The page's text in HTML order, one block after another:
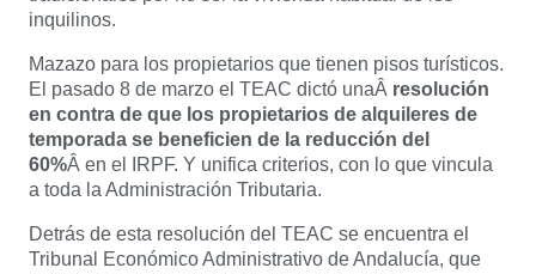
inquilinos.
Mazazo para los propietarios que tienen pisos turísticos.
El pasado 8 de marzo el TEAC dictó unaÂ resolución
en contra de que los propietarios de alquileres de
temporada se beneficien de la reducción del
60%Â en el IRPF. Y unifica criterios, con lo que vincula
a toda la Administración Tributaria.
Detrás de esta resolución del TEAC se encuentra el
Tribunal Económico Administrativo de Andalucía, que